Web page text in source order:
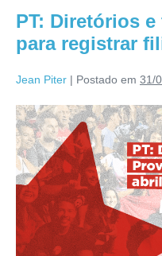
PT: Diretórios
para registrar
Jean Piter | Postado em 31/